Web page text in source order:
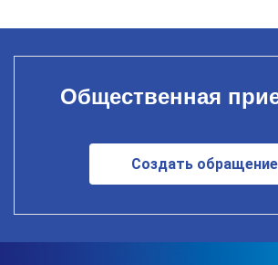
Общественная
Создать обращение